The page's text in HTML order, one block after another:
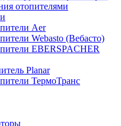
отопителями
Аer
Webasto (Вебасто)
EBERSPACHER
Planar
ТермоТранс